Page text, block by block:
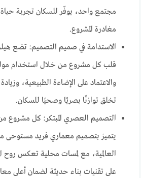
مجتمع واحد، يوفّر للسكان تجربة
مغادرة المشروع.
الاستدامة في صميم التصميم: تضع
قلب كل مشروع من خلال استخدام مواد
والاعتماد على الإضاءة الطبيعية،
تخلق توازنًا بصريًا وصحيًا للسكان.
التصميم العصري المبتكر: كل مشروع
يتميز بتصميم معماري فريد مستوحى
العالمية، مع لمسات محلية تعكس روح
على تقنيات بناء حديثة لضمان أعلى